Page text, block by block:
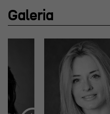
Galeria